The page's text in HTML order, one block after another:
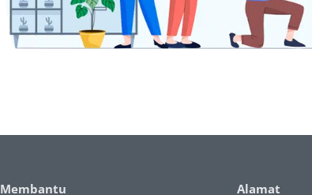
Membantu Alamat